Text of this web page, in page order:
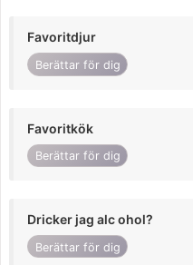
Favoritdjur
Berättar för dig
Favoritkök
Berättar för dig
Dricker jag alc ohol?
Berättar för dig